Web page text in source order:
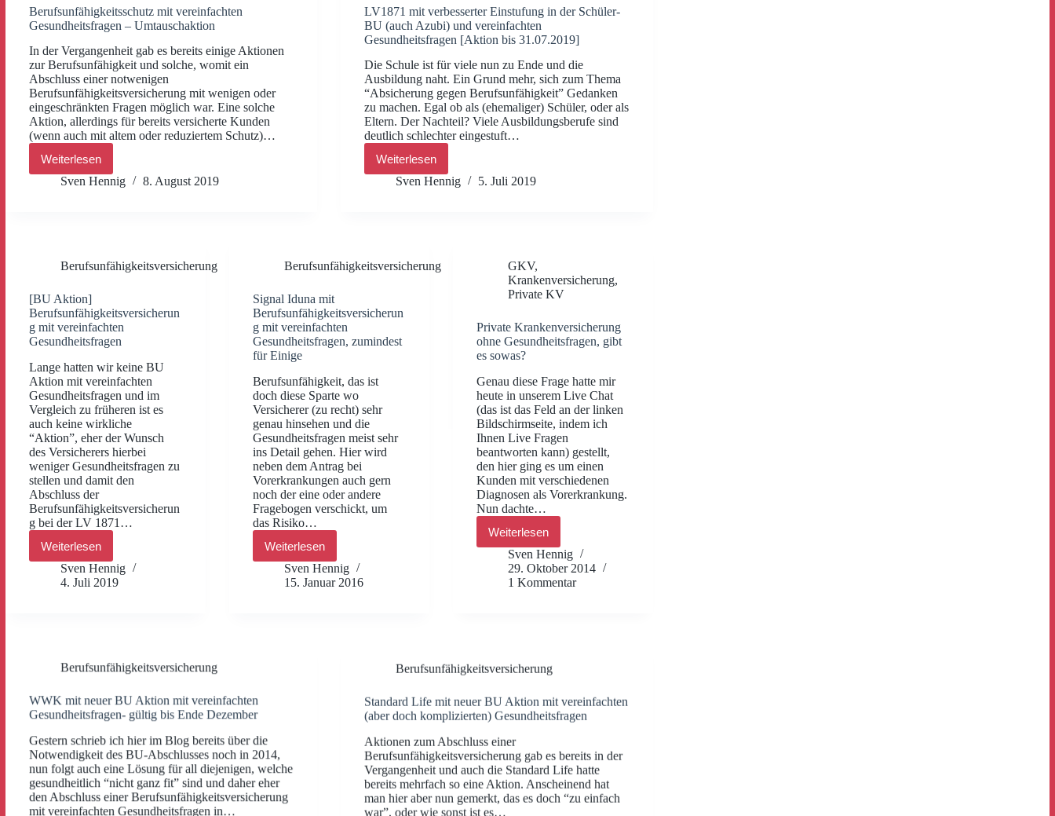
Berufsunfähigkeitsschutz mit vereinfachten
Gesundheitsfragen – Umtauschaktion
In der Vergangenheit gab es bereits einige Aktionen
zur Berufsunfähigkeit und solche, womit ein
Abschluss einer notwenigen
Berufsunfähigkeitsversicherung mit wenigen oder
eingeschränkten Fragen möglich war. Eine solche
Aktion, allerdings für bereits versicherte Kunden
(wenn auch mit altem oder reduziertem Schutz)…
WeiterlesenBerufsunfähigkeitsschutz
mit
vereinfachten
Sven Hennig 8. August 2019
LV1871 mit verbesserter Einstufung in der Schüler-
BU (auch Azubi) und vereinfachten
Gesundheitsfragen [Aktion bis 31.07.2019]
Die Schule ist für viele nun zu Ende und die
Ausbildung naht. Ein Grund mehr, sich zum Thema
“Absicherung gegen Berufsunfähigkeit” Gedanken
zu machen. Egal ob als (ehemaliger) Schüler, oder als
Eltern. Der Nachteil? Viele Ausbildungsberufe sind
deutlich schlechter eingestuft…
Weiterlesen
LV1871
mit
verbesserter
(auch
Gesundheitsfragen
Sven Hennig 5. Juli 2019
Berufsunfähigkeitsversicherung
[BU Aktion]
Berufsunfähigkeitsversicherun
g mit vereinfachten
Gesundheitsfragen
Lange hatten wir keine BU
Aktion mit vereinfachten
Gesundheitsfragen und im
Vergleich zu früheren ist es
auch keine wirkliche
“Aktion”, eher der Wunsch
des Versicherers hierbei
weniger Gesundheitsfragen zu
stellen und damit den
Abschluss der
Berufsunfähigkeitsversicherun
g bei der LV 1871…
Weiterlesen
[BU
Aktion]
Berufsunfähigkeitsversicherung
Sven Hennig
4. Juli 2019
Berufsunfähigkeitsversicherung
Signal Iduna mit
Berufsunfähigkeitsversicherun
g mit vereinfachten
Gesundheitsfragen, zumindest
für Einige
Berufsunfähigkeit, das ist
doch diese Sparte wo
Versicherer (zu recht) sehr
genau hinsehen und die
Gesundheitsfragen meist sehr
ins Detail gehen. Hier wird
neben dem Antrag bei
Vorerkrankungen auch gern
noch der eine oder andere
Fragebogen verschickt, um
das Risiko…
Weiterlesen
Signal
Iduna
mit
Sven Hennig
15. Januar 2016
GKV,
Krankenversicherung,
Private KV
Private Krankenversicherung
ohne Gesundheitsfragen, gibt
es sowas?
Genau diese Frage hatte mir
heute in unserem Live Chat
(das ist das Feld an der linken
Bildschirmseite, indem ich
Ihnen Live Fragen
beantworten kann) gestellt,
den hier ging es um einen
Kunden mit verschiedenen
Diagnosen als Vorerkrankung.
Nun dachte…
Weiterlesen
Private
Krankenversicherung
ohne
Gesundheitsfragen,
gibt
Sven Hennig
29. Oktober 2014
1 Kommentar
Berufsunfähigkeitsversicherung
WWK mit neuer BU Aktion mit vereinfachten
Gesundheitsfragen- gültig bis Ende Dezember
Gestern schrieb ich hier im Blog bereits über die
Notwendigkeit des BU-Abschlusses noch in 2014,
nun folgt auch eine Lösung für all diejenigen, welche
gesundheitlich “nicht ganz fit” sind und daher eher
den Abschluss einer Berufsunfähigkeitsversicherung
mit vereinfachten Gesundheitsfragen in…
Berufsunfähigkeitsversicherung
Standard Life mit neuer BU Aktion mit vereinfachten
(aber doch komplizierten) Gesundheitsfragen
Aktionen zum Abschluss einer
Berufsunfähigkeitsversicherung gab es bereits in der
Vergangenheit und auch die Standard Life hatte
bereits mehrfach so eine Aktion. Anscheinend hat
man hier aber nun gemerkt, das es doch “zu einfach
war”, oder wie sonst ist es…